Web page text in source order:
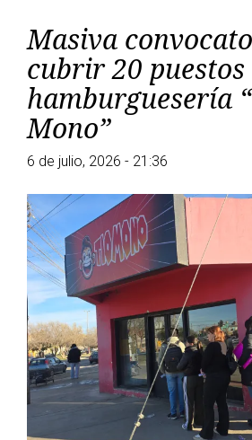
Masiva
cubrir 20 puestos
hamburguesería
Mono”
6 de julio, 2026 - 21:36